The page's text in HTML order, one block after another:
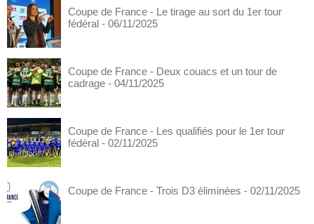
Coupe de France - Le tirage au sort du 1er tour
fédéral - 06/11/2025
Coupe de France - Deux couacs et un tour de
cadrage - 04/11/2025
Coupe de France - Les qualifiés pour le 1er tour
fédéral - 02/11/2025
Coupe de France - Trois D3 éliminées - 02/11/2025